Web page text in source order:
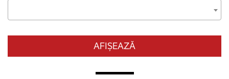
AFIȘEAZĂ